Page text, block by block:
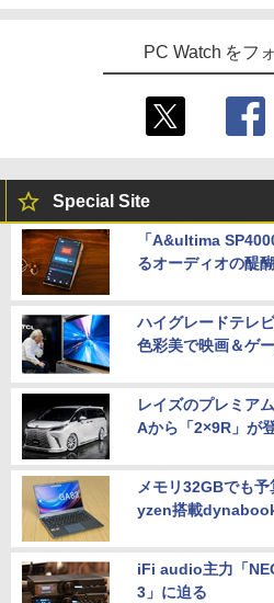
H&B 搭載｜
ws11 Office
キー DVDド
｜中古パソ
5
MS限定クー
2GB 新品
ore i5搭載
dows11 Pro
￥29,800
デスクトッ
Core i5-
B～2TB｜メ
eスポーツ入
Win11 Office
ボード・マ
￥65,980
ハイビジョン
イリスオー
￥11,980
【2026年最
ッチ選択】
タッチパネ
自立スタン
ゲーミングモ
￥14,580
￥2,750
PC Watch をフ
Special Site
「A&ultima
るオーディオの醍
ハイグレードテレ
色彩美で映画＆ゲ
レイズのプレミア
Aから「2×9R」が
メモリ32GBでも
yzen搭載
iFi audio主力「
3」に迫る